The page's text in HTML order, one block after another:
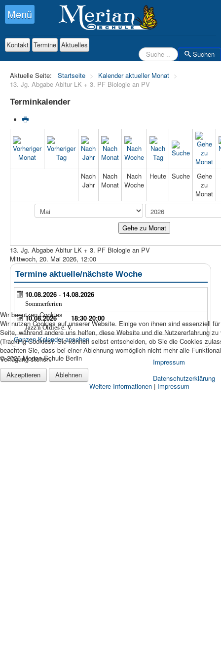
Suchen Suchen
Kontakt Termine Aktuelles
Menü
Aktuelle Seite: Startseite > Kalender aktueller Monat >
13. Jg. Abgabe Abitur LK + 3. PF Biologie an PV
Terminkalender
Nach
Jahr
Nach
Monat
Nach
Woche
Heute Suche
Gehe
zu
Monat
Gehe zu Monat
13. Jg. Abgabe Abitur LK + 3. PF Biologie an PV
Mittwoch, 20. Mai 2026, 12:00
Termine aktuelle/nächste Woche
10.08.2026- 14.08.2026
Sommerferien
10.08.2026 18:30-20:00
Jazz'n Oldies e. V.
Ganzen Kalender ansehen
Impressum
Datenschutzerklärung
© 2026 Merian-Schule Berlin
Wir benutzen Cookies
Wir nutzen Cookies auf unserer Website. Einige von ihnen sind essenziell
Seite, während andere uns helfen, diese Website und die Nutzererfahrung zu
(Tracking Cookies). Sie können selbst entscheiden, ob Sie die Cookies
beachten Sie, dass bei einer Ablehnung womöglich nicht mehr alle
Verfügung stehen.
Akzeptieren
Ablehnen
Weitere Informationen| Impressum